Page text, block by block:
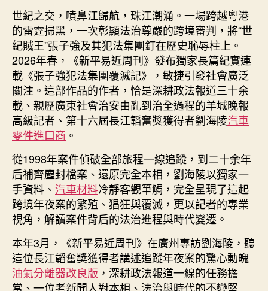
北
汽
車
深
政
法
記
者
劉
海
鋒
鑄
正
義，
鐵
錄
風
云〉
中
世紀之交，噴鼻江歸航，珠江潮涌。一場跨越粵港
的雷霆掃黑，一次彰顯法治尊嚴的跨境審判，將“世
紀賊王”張子強及其犯法集團釘在歷史恥辱柱上。
2026年春，《新平易近周刊》發布獨家長篇紀實連
載《張子強犯法集團覆滅記》，敏捷引發社會廣泛
關注。這部作品的作者，恰是深耕政法報道三十余
載、親歷廣東社會治安由亂到治全過程的羊城晚報
高級記者、第十六屆長江韜奮獎獲得者劉海陵汽車
零件進口商 。
從1998年案件偵破全部旅程一線追蹤，到二十余年
后補齊塵封檔案、還原完全本相，劉海陵以獨家一
手資料、 汽車材料冷靜客觀筆觸，完全呈現了這起
跨境年夜案的繁殖、猖狂與覆滅，更以記者的專業
視角，解讀案件背后的法治進程與時代變遷。
本年3月，《新平易近周刊》在廣州專訪劉海陵，聽
這位長江韜奮獎獲得者講述追蹤年夜案的驚心動魄
油氣分離器改良版 ，深耕政法報道一線的任務擔
當、一位老新聞人對本相、法治與時代的不變堅